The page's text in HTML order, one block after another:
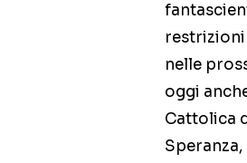
restrizioni
nelle
oggi
Cattolica